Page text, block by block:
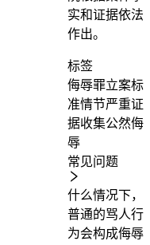
实和证据依法
作出。
标签
侮辱罪立案标
准情节严重证
据收集公然侮
辱
常见问题
什么情况下，
普通的骂人行
为会构成侮辱